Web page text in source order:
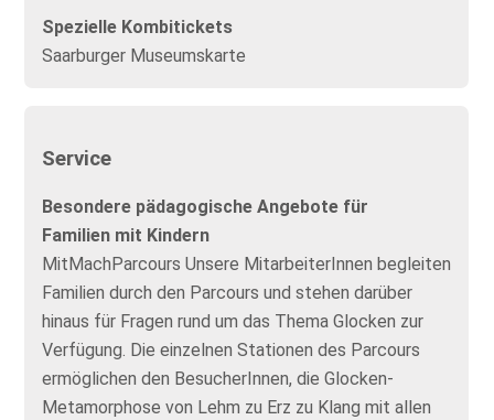
Spezielle Kombitickets
Saarburger Museumskarte
Service
Besondere pädagogische Angebote für
Familien mit Kindern
MitMachParcours Unsere MitarbeiterInnen begleiten
Familien durch den Parcours und stehen darüber
hinaus für Fragen rund um das Thema Glocken zur
Verfügung. Die einzelnen Stationen des Parcours
ermöglichen den BesucherInnen, die Glocken-
Metamorphose von Lehm zu Erz zu Klang mit allen